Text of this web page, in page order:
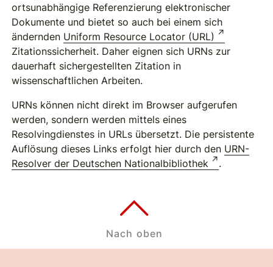
ortsunabhängige Referenzierung elektronischer
Dokumente und bietet so auch bei einem sich
ändernden Uniform Resource Locator (URL)
Zitationssicherheit. Daher eignen sich URNs zur
dauerhaft sichergestellten Zitation in
wissenschaftlichen Arbeiten.
URNs können nicht direkt im Browser aufgerufen
werden, sondern werden mittels eines
Resolvingdienstes in URLs übersetzt. Die persistente
Auflösung dieses Links erfolgt hier durch den URN-
Resolver der Deutschen Nationalbibliothek
.
Nach oben